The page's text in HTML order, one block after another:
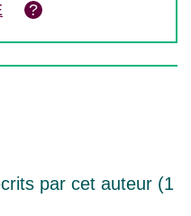
par cet auteur (1